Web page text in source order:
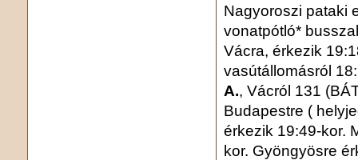
Nagyoroszi pataki
vonatpótló*
Vácra, érkezik
vasútállomásról
A., Vácról 131
Budapestre (
érkezik 19:49-kor.
kor. Gyöngyösre